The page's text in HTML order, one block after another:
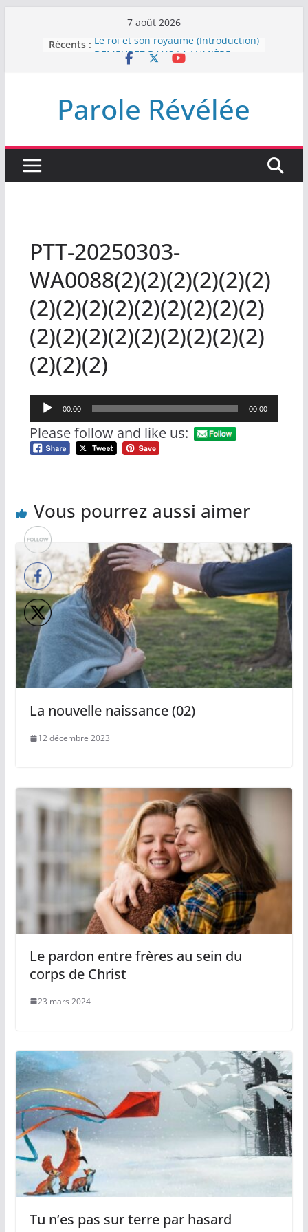
7 août 2026
Récents : Le roi et son royaume (Introduction)
DEMEUREZ DANS LA LUMIÈRE
LABAN
L’INTERVENTION DE DIEU
Parole Révélée
PTT-20250303-
WA0088(2)(2)(2)(2)(2)(2)
(2)(2)(2)(2)(2)(2)(2)(2)(2)
(2)(2)(2)(2)(2)(2)(2)(2)(2)
(2)(2)(2)
Lecteur
audio
00:00 00:00
Please follow and like us:
Vous pourrez aussi aimer
La nouvelle naissance (02)
12 décembre 2023
Le pardon entre frères au sein du
corps de Christ
23 mars 2024
Tu n’es pas sur terre par hasard